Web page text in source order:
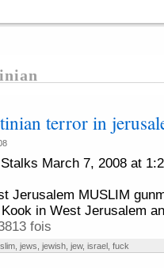
terror in
March 7, 2008 at
Jerusalem MUSLIM
in West Jerusalem
fois
, jews jewish, jew, israel, fuck